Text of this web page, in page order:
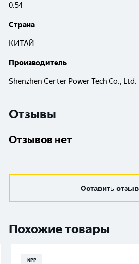
0.54
Cтрана
КИТАЙ
Производитель
Shenzhen Center Power Tech Co., Ltd.
Отзывы
Отзывов нет
Оставить отзыв
Похожие товары
NPP